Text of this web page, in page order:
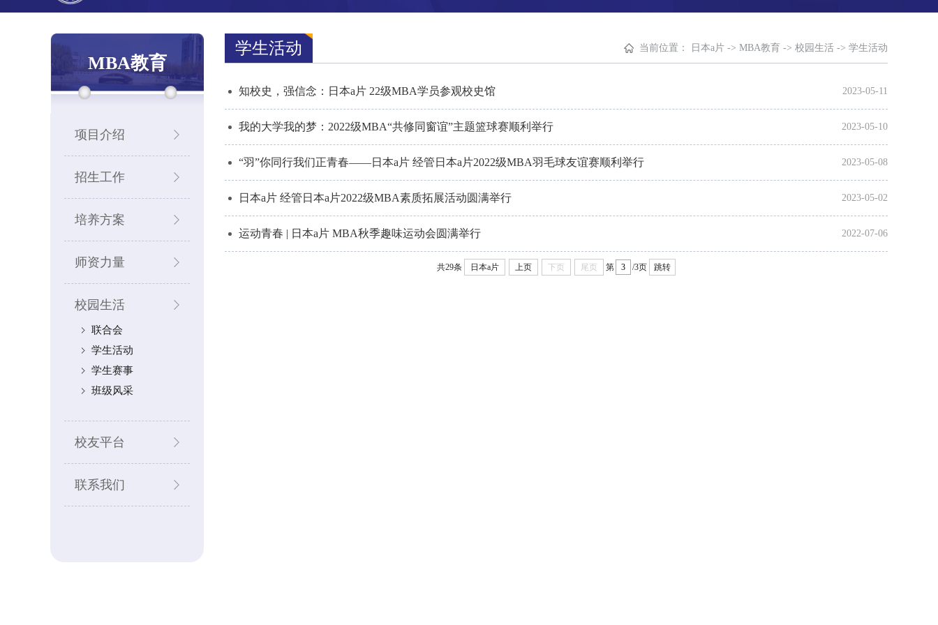
MBA教育
项目介绍
招生工作
培养方案
师资力量
校园生活
联合会
学生活动
学生赛事
班级风采
校友平台
联系我们
学生活动 当前位置： 日本a片 -> MBA教育 -> 校园生活 -> 学生活动
知校史，强信念：日本a片 22级MBA学员参观校史馆 2023-05-11
我的大学我的梦：2022级MBA“共修同窗谊”主题篮球赛顺利举行 2023-05-10
“羽”你同行我们正青春——日本a片 经管日本a片2022级MBA羽毛球友谊赛顺利举行 2023-05-08
日本a片 经管日本a片2022级MBA素质拓展活动圆满举行 2023-05-02
运动青春 | 日本a片 MBA秋季趣味运动会圆满举行 2022-07-06
共29条 日本a片 上页 下页 尾页 第 /3页 跳转